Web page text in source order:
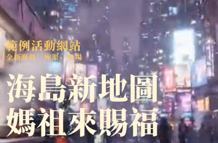
範例活動網站
全新海島「宛渠」登場
海島新地圖
媽祖來賜福